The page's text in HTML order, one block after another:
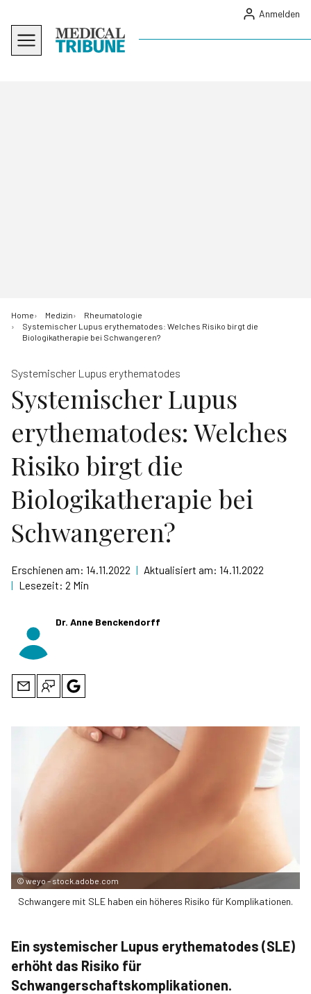
Anmelden
Home Medizin
Rheumatologie
Systemischer Lupus erythematodes: Welches Risiko birgt die
Biologikatherapie bei Schwangeren?
Systemischer Lupus erythematodes
Systemischer Lupus
erythematodes: Welches
Risiko birgt die
Biologikatherapie bei
Schwangeren?
Erschienen am: 14.11.2022 | Aktualisiert am: 14.11.2022
| Lesezeit: 2 Min
Dr. Anne Benckendorff
© weyo – stock.adobe.com
Schwangere mit SLE haben ein höheres Risiko für Komplikationen.
Ein systemischer Lupus erythematodes (SLE)
erhöht das Risiko für
Schwangerschaftskomplikationen.